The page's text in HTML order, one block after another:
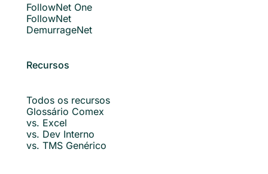
FollowNet One
FollowNet
DemurrageNet
Recursos
Todos os recursos
Glossário Comex
vs. Excel
vs. Dev Interno
vs. TMS Genérico